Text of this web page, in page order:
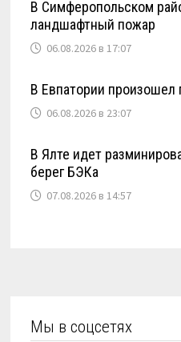
В Симферопольском
ландшафтный пожар
06.08.2026 в 17:07
В Евпатории
06.08.2026 в 23:07
В Ялте идет
берег БЭКа
07.08.2026 в 14:57
Мы в соцсетях